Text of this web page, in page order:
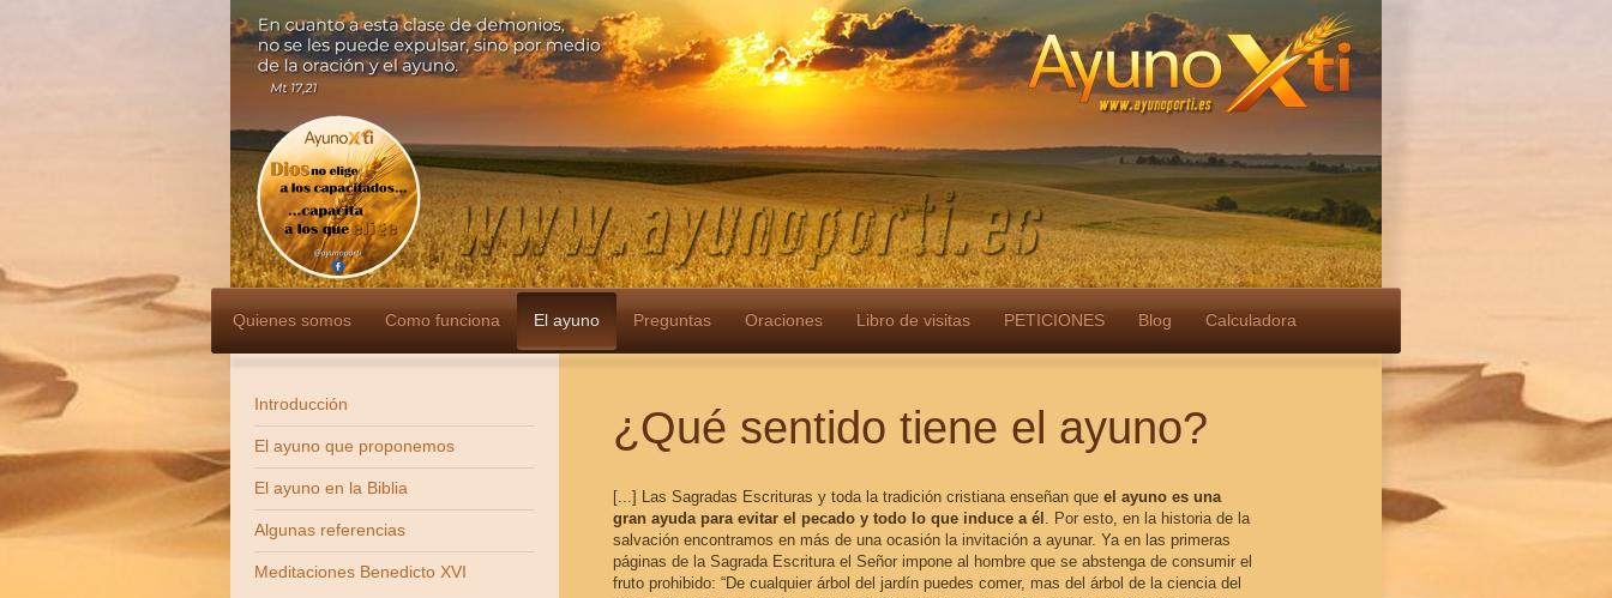
Quienes somos Como funciona El ayuno Preguntas Oraciones Libro de visitas PETICIONES Blog Calculadora
¿Qué sentido tiene el ayuno?
[...] Las Sagradas Escrituras y toda la tradición cristiana enseñan que el ayuno es una
gran ayuda para evitar el pecado y todo lo que induce a él . Por esto, en la historia de la
salvación encontramos en más de una ocasión la invitación a ayunar. Ya en las primeras
páginas de la Sagrada Escritura el Señor impone al hombre que se abstenga de consumir el
fruto prohibido: “De cualquier árbol del jardín puedes comer, mas del árbol de la ciencia del
Introducción
El ayuno que proponemos
El ayuno en la Biblia
Algunas referencias
Meditaciones Benedicto XVI